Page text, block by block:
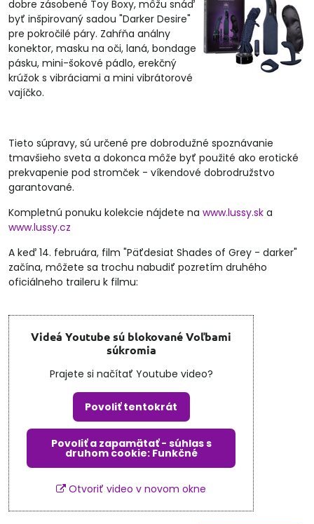
dobre zásobené Toy Boxy, môžu snáď
byť inšpirovaný sadou "Darker Desire"
pre pokročilé páry. Zahŕňa análny
konektor, masku na oči, laná, bondage
pásku, mini-šokové pádlo, erekčný
krúžok s vibráciami a mini vibrátorové
vajíčko.
Tieto súpravy, sú určené pre dobrodužné spoznávanie
tmavšieho sveta a dokonca môže byť použité ako erotické
prekvapenie pod stromček - víkendové dobrodružstvo
garantované.
Kompletnú ponuku kolekcie nájdete na www.lussy.sk a
www.lussy.cz
A keď 14. februára, film "Päťdesiat Shades of Grey - darker"
začína, môžete sa trochu nabudiť pozretím druhého
oficiálneho traileru k filmu:
Videá Youtube sú blokované Voľbami
súkromia
Prajete si načítať Youtube video?
Povoliť tentokrát
Povoliť a zapamätať - súhlas s
druhom cookie: Funkčné
Otvoriť video v novom okne